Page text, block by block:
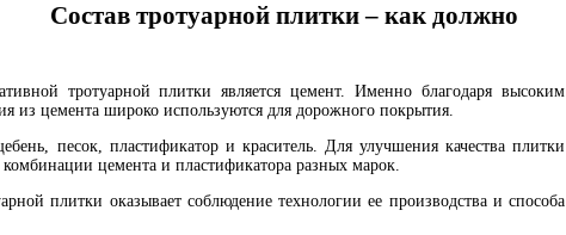
Состав тротуарной плитки – как должно
тротуарной плитки является цемент. Именно благодаря высоким
из цемента широко используются для дорожного покрытия.
песок, пластификатор и краситель. Для улучшения качества плитки
цемента и пластификатора разных марок.
плитки оказывает соблюдение технологии ее производства и способа